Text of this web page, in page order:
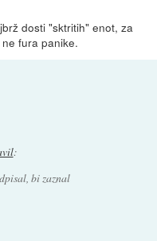
dosti "sktritih" enot, za
fura panike.
:
bi zaznal